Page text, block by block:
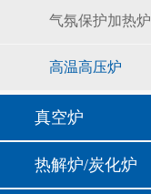
气氛保护加热炉
高温高压炉
真空炉
热解炉/炭化炉